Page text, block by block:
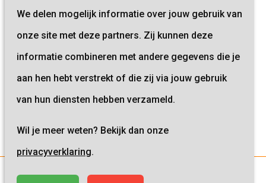
We delen mogelijk informatie over jouw gebruik van
onze site met deze partners. Zij kunnen deze
informatie combineren met andere gegevens die je
aan hen hebt verstrekt of die zij via jouw gebruik
van hun diensten hebben verzameld.
Wil je meer weten? Bekijk dan onze
privacyverklaring.
Mb)